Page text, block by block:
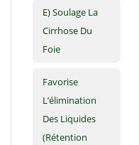
E) Soulage La
Cirrhose Du
Foie
Favorise
L’élimination
Des Liquides
(rétention